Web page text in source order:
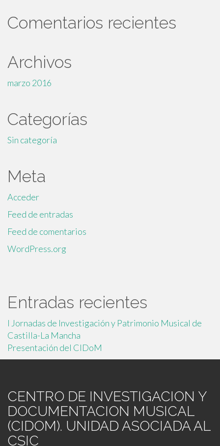
Comentarios recientes
Archivos
marzo 2016
Categorías
Sin categoría
Meta
Acceder
Feed de entradas
Feed de comentarios
WordPress.org
Entradas recientes
I Jornadas de Investigación y Patrimonio Musical de
Castilla-La Mancha
Presentación del CIDoM
CENTRO DE INVESTIGACION Y
DOCUMENTACION MUSICAL
(CIDOM). UNIDAD ASOCIADA AL
CSIC